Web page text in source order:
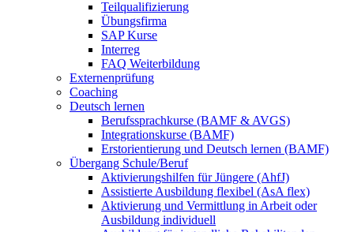
Teilqualifizierung
Übungsfirma
SAP Kurse
Interreg
FAQ Weiterbildung
Externenprüfung
Coaching
Deutsch lernen
Berufssprachkurse (BAMF & AVGS)
Integrationskurse (BAMF)
Erstorientierung und Deutsch lernen (BAMF)
Übergang Schule/Beruf
Aktivierungshilfen für Jüngere (AhfJ)
Assistierte Ausbildung flexibel (AsA flex)
Aktivierung und Vermittlung in Arbeit oder
Ausbildung individuell